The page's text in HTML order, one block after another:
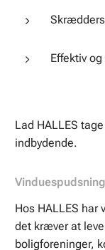
Effektiv
Lad HALLES
indbydende.
Hos HALLES
det kræver at
boligforeninger,